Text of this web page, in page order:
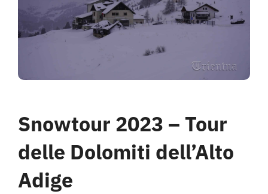
Hotel
Snowtour 2023 – Tour
delle Dolomiti dell’Alto
Adige